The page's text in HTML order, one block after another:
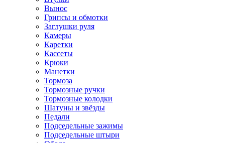
Вынос
Грипсы и обмотки
Заглушки руля
Камеры
Каретки
Кассеты
Крюки
Манетки
Тормоза
Тормозные ручки
Тормозные колодки
Шатуны и звёзды
Педали
Подседельные зажимы
Подседельные штыри